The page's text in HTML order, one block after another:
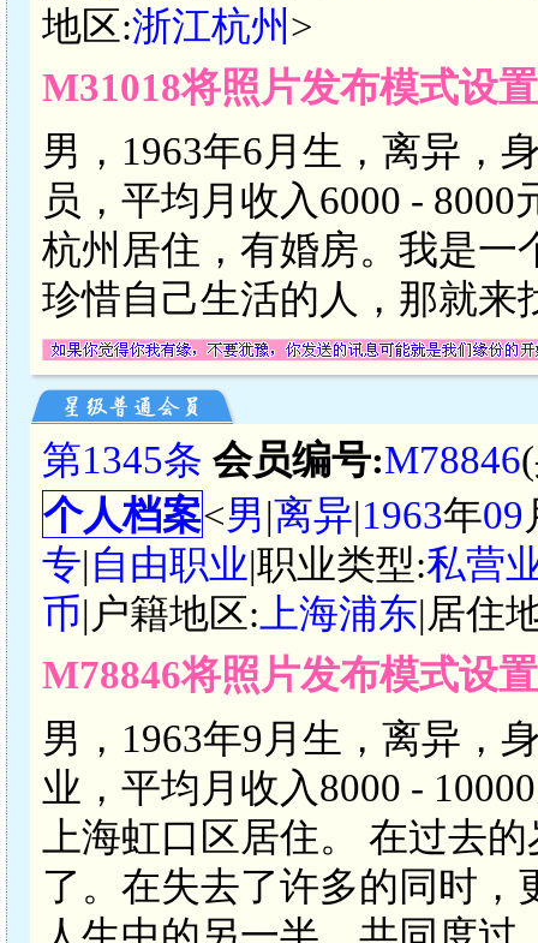
地区:浙江杭州 >
M31018将照片发布模式设
男，1963年6月生，离异，
员，平均月收入6000 -
杭州居住，有婚房。我是一
珍惜自己生活的人，那就来
第1345条 会员编号:M78846
个人档案<男|离异|1963年09
专|自由职业|职业类型:私营
币|户籍地区: 上海浦东|居住
M78846将照片发布模式设
男，1963年9月生，离异，
业，平均月收入8000 -
上海虹口区居住。 在过去
了。在失去了许多的同时